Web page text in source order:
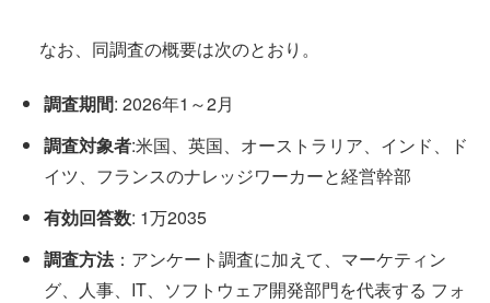
なお、同調査の概要は次のとおり。
調査期間: 2026年1～2月
調査対象者:米国、英国、オーストラリア、インド、ド
イツ、フランスのナレッジワーカーと経営幹部
有効回答数: 1万2035
調査方法：アンケート調査に加えて、マーケティン
グ、人事、IT、ソフトウェア開発部門を代表する フォ